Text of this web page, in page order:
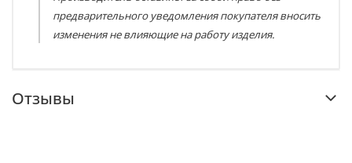
предварительного уведомления покупателя вносить
изменения не влияющие на работу изделия.
Отзывы